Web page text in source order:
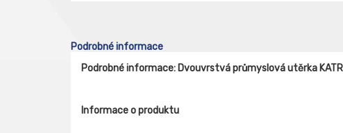
Podrobné informace
Podrobné informace: Dvouvrstvá průmyslová utěrka
Informace o produktu